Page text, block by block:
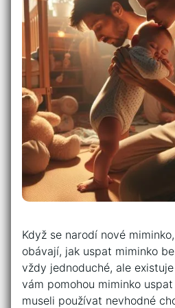
Když se narodí nové
obávají, jak uspat miminko
vždy jednoduché, ale
vám pomohou miminko
museli používat nevhodné